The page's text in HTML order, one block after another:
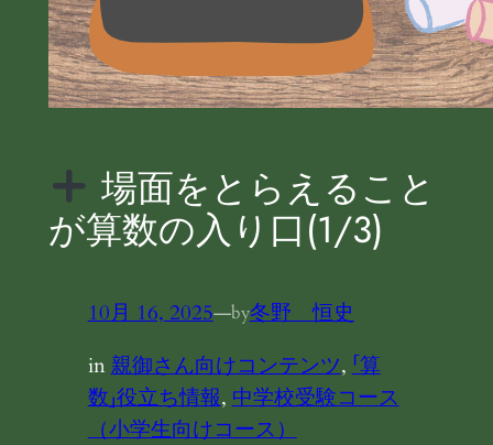
場面をとらえること
が算数の入り口(1/3)
10月 16, 2025—by冬野 恒史
in親御さん向けコンテンツ, 「算
数」役立ち情報, 中学校受験コース
（小学生向けコース）